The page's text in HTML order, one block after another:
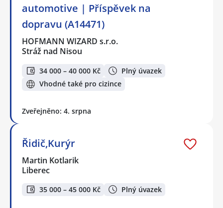
automotive | Příspěvek na
dopravu (A14471)
HOFMANN WIZARD s.r.o.
Stráž nad Nisou
34 000 – 40 000 Kč
Plný úvazek
Vhodné také pro cizince
Zveřejněno: 4. srpna
Řidič,Kurýr
Martin Kotlarik
Liberec
35 000 – 45 000 Kč Plný úvazek